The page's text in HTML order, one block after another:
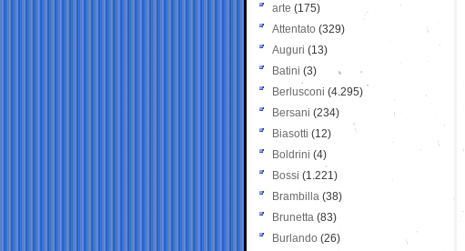
arte (175)
Attentato (329)
Auguri (13)
Batini (3)
Berlusconi (4.295)
Bersani (234)
Biasotti (12)
Boldrini (4)
Bossi (1.221)
Brambilla (38)
Brunetta (83)
Burlando (26)